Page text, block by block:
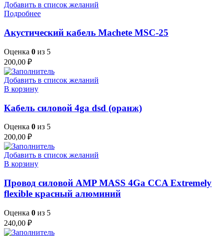
Добавить в список желаний
Подробнее
Акустический кабель Machete MSC-25
Оценка 0 из 5
200,00 ₽
Добавить в список желаний
В корзину
Кабель силовой 4ga dsd (оранж)
Оценка 0 из 5
200,00 ₽
Добавить в список желаний
В корзину
Провод силовой AMP MASS 4Ga CCA Extremely
flexible красный алюминий
Оценка 0 из 5
240,00 ₽